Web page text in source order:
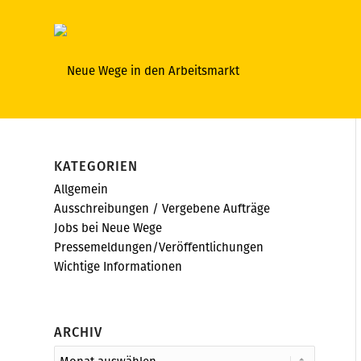
KATEGORIEN
Allgemein
Ausschreibungen / Vergebene Aufträge
Jobs bei Neue Wege
Pressemeldungen/Veröffentlichungen
Wichtige Informationen
ARCHIV